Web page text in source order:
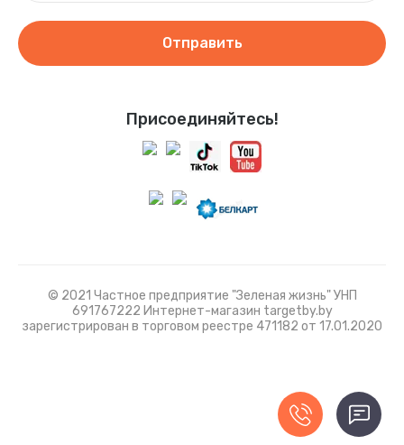
Присоединяйтесь!
Отправить
© 2021 Частное предприятие "Зеленая жизнь" УНП
691767222 Интернет-магазин targetby.by
зарегистрирован в торговом реестре 471182 от 17.01.2020